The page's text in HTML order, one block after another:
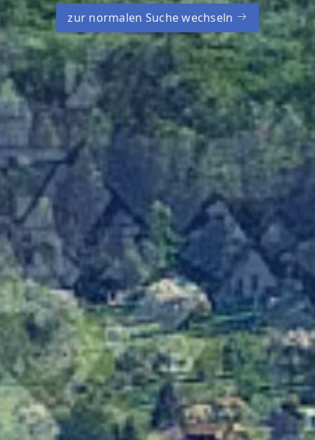
zur normalen Suche wechseln